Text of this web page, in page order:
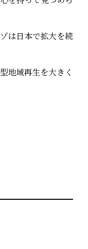
は日本で拡大を続
地域再生を大きく